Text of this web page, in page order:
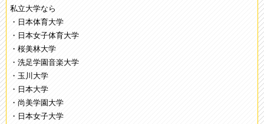
私立大学なら
・日本体育大学
・日本女子体育大学
・桜美林大学
・洗足学園音楽大学
・玉川大学
・日本大学
・尚美学園大学
・日本女子大学